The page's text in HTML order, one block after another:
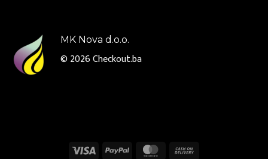
MK Nova d.o.o.
© 2026Checkout.ba